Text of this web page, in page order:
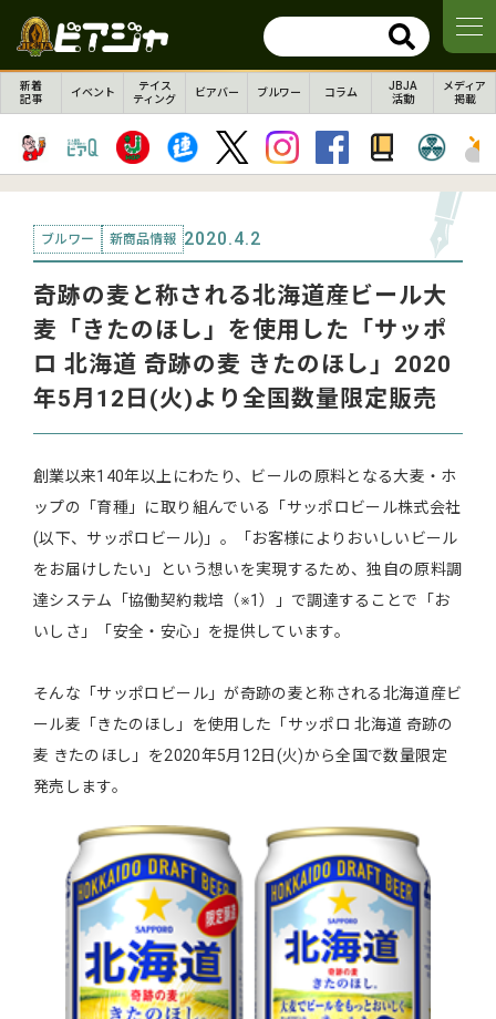
新着
記事
イベント
テイス
ティング
ビアバー ブルワー コラム
JBJA
活動
メディア
掲載
ブルワー 新商品情報 2020.4.2
奇跡の麦と称される北海道産ビール大
麦「きたのほし」を使用した「サッポ
ロ 北海道 奇跡の麦 きたのほし」2020
年5月12日(火)より全国数量限定販売
創業以来140年以上にわたり、ビールの原料となる大麦・ホ
ップの「育種」に取り組んでいる「サッポロビール株式会社
(以下、サッポロビール)」。「お客様によりおいしいビール
をお届けしたい」という想いを実現するため、独自の原料調
達システム「協働契約栽培（※1）」で調達することで「お
いしさ」「安全・安心」を提供しています。
そんな「サッポロビール」が奇跡の麦と称される北海道産ビ
ール麦「きたのほし」を使用した「サッポロ 北海道 奇跡の
麦 きたのほし」を2020年5月12日(火)から全国で数量限定
発売します。